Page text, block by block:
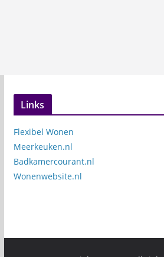
Links
Flexibel Wonen
Meerkeuken.nl
Badkamercourant.nl
Wonenwebsite.nl